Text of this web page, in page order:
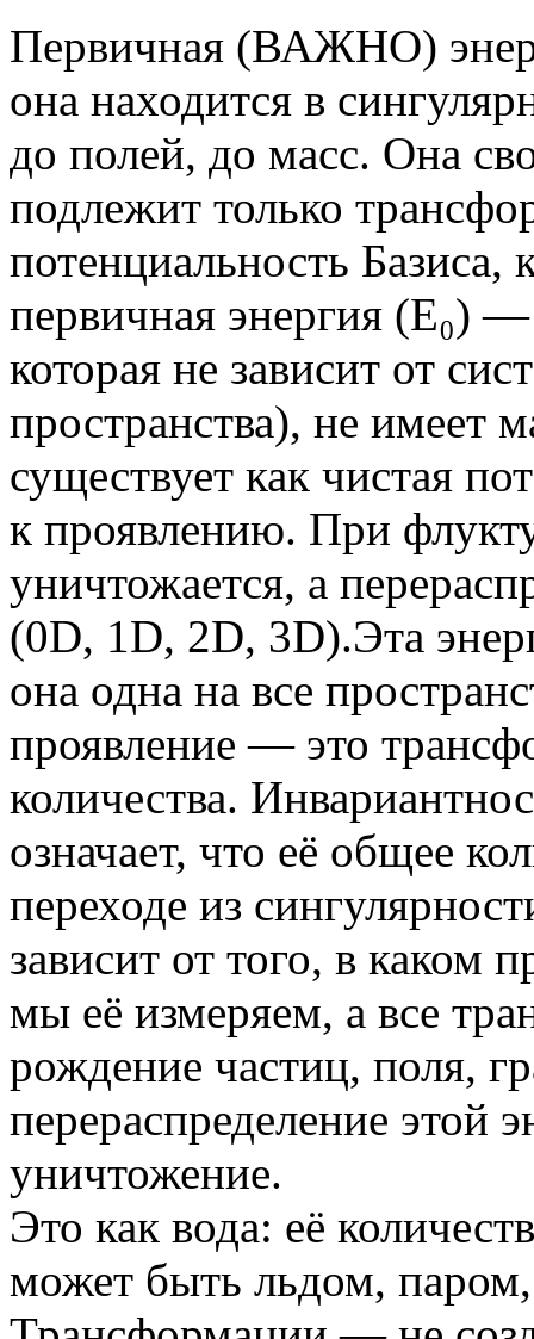
Первичная (ВАЖНО)
она находится в
до полей, до масс. Она
подлежит только
потенциальность
первичная энергия (Е₀) —
которая не зависит от
пространства), не имеет
существует как чистая
к проявлению. При
уничтожается, а
(0D, 1D, 2D, 3D).Эта
она одна на все
проявление — это
количества.
означает, что её общее
переходе из
зависит от того, в каком
мы её измеряем, а все
рождение частиц, поля,
перераспределение этой
уничтожение.
Это как вода: её
может быть льдом,